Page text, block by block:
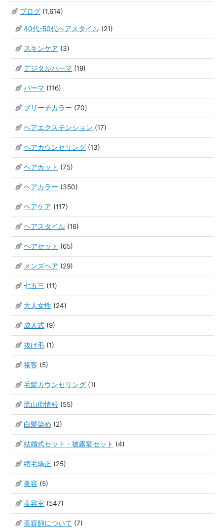
ブログ (1,614)
40代-50代ヘアスタイル (21)
スキンケア (3)
デジタルパーマ (19)
パーマ (116)
ブリーチカラー (70)
ヘアエクステンション (17)
ヘアカウンセリング (13)
ヘアカット (75)
ヘアカラー (350)
ヘアケア (117)
ヘアスタイル (16)
ヘアセット (65)
メンズヘア (29)
七五三 (11)
大人女性 (24)
成人式 (9)
抜け毛 (1)
接客 (5)
毛髪カウンセリング (1)
流山街情報 (55)
白髪染め (2)
結婚式セット・披露宴セット (4)
縮毛矯正 (25)
美容 (5)
美容室 (547)
美容師について (7)